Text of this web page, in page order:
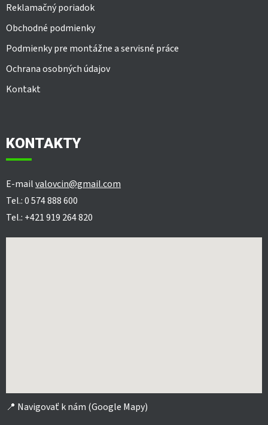
Reklamačný poriadok
Obchodné podmienky
Podmienky pre montážne a servisné práce
Ochrana osobných údajov
Kontakt
KONTAKTY
E-mailvalovcin@gmail.com
Tel.: 0 574 888 600
Tel.: +421 919 264 820
📍 Navigovať k nám (Google Mapy)